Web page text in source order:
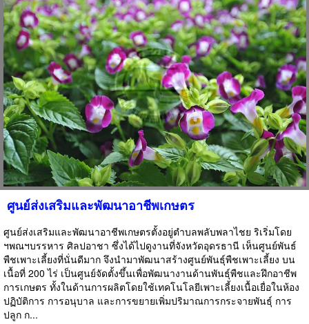
ศูนย์ส่งเสริมและพัฒนาอาชีพเกษตร
ศูนย์ส่งเสริมและพัฒนาอาชีพเกษตรตั้งอยู่ตำบลพลับพลาไชย ริเริ่มโดย
ฯพณฯบรรหาร ศิลปอาชา ซึ่งได้ไปดูงานที่จังหวัดอุดรธานี เห็นศูนย์พันธ์
พืชเพาะเลี้ยงที่นั่นดีมาก จึงนำมาพัฒนาสร้างศูนย์พันธุ์พืชเพาะเลี้ยง บน
เนื้อที่ 200 ไร่ เป็นศูนย์จัดตั้งขึ้นเพื่อพัฒนางานด้านพันธุ์พืชและฝึกอาชีพ
การเกษตร ทั้งในด้านการผลิตโดยใช้เทคโนโลยีเพาะเลี้ยงเนื้อเยื่อในห้อง
ปฏิบัติการ การอนุบาล และการขยายเพิ่มปริมาณการกระจายพันธุ์ การ
ปลูก ก...